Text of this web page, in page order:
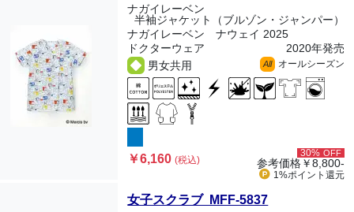
ナガイレーベン
半袖ジャケット（ブルゾン・ジャンパー）
ナガイレーベン ナウェイ 2025
ドクターウェア
2020年発売
男女共用
All オールシーズン
￥6,160(税込)
30% OFF
参考価格￥8,800-
1%ポイント 還元
女子スクラブ MFF-5837